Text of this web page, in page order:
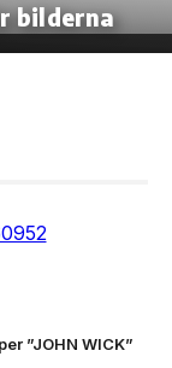
bilderna
”JOHN WICK”